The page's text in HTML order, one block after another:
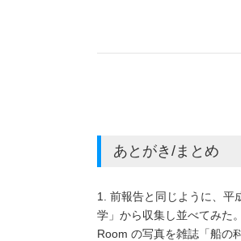
あとがき/まとめ
1. 前報告と同じように、平
学」から収集し並べてみた
Room の写真を雑誌「船の